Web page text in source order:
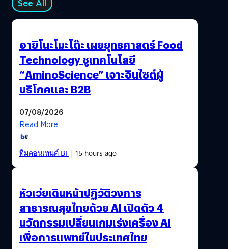
See All
อายิโนะโมะโต๊ะ เผยยุทธศาสตร์ Food
Technology ชูเทคโนโลยี
“AminoScience” เจาะอินไซต์ผู้
บริโภคและ B2B
07/08/2026
Read More
ทีมคอนเทนต์ BT| 15 hours ago
หัวเว่ยเดินหน้าปฏิวัติวงการ
สาธารณสุขไทยด้วย AI เปิดตัว 4
นวัตกรรมเปลี่ยนเกมเร่งเครื่อง AI
เพื่อการแพทย์ในประเทศไทย